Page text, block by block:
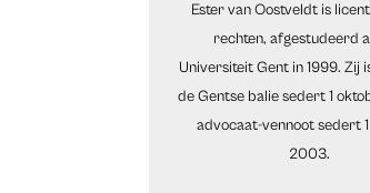
Ester van Oostveldt is
rechten, afgestudeerd
Universiteit Gent in 1999. Zij
de Gentse balie sedert 1
advocaat-vennoot sedert
2003.